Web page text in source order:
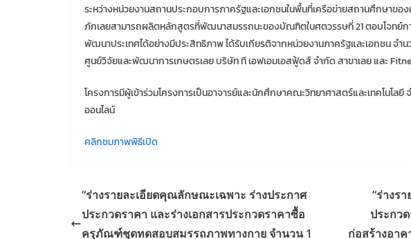
ระหว่างหน่วยงานสถานประกอบการภาครัฐและเอกชนในพื้นที่เครือข่ายสถานศึกษาขอ
ภักเลยสามารถผลิตหลักสูตรที่พัฒนาสมรรถนะของบัณฑิตในศตวรรษที่ 21 ตอบโจทย์
พัฒนาประเทศได้อย่างมีประสิทธิภาพ ได้รับเกียรติจากหน่วยงานภาครัฐและเอกชน จ
ศูนย์วิจัยและพัฒนาการเกษตรเลย บริษัท ที เอฟเอมเอสฟู้ดส์ จำกัด สาขาเลย และ
โครงการมีผู้เข้าร่วมโครงการเป็นอาจารย์และนักศึกษาคณะวิทยาศาสตร์และเทคโนโลยี
ออนไลน์
คลิกชมภาพพิธีเปิด
“ร่างรายละเอียดคุณลักษณะเฉพาะ ร่างประกาศ
ประกวดราคา และร่างเอกสารประกวดราคาซื้อ
ครุภัณฑ์ชุดทดสอบสมรรถภาพทางกาย จำนวน 1
“ร่างร
ประกว
ก่อสร้างอา